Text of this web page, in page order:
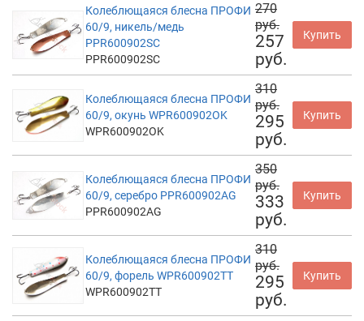
Колеблющаяся блесна ПРОФИ
60/9, никель/медь
PPR600902SC
PPR600902SC
270
руб.
257
руб.
Купить
Колеблющаяся блесна ПРОФИ
60/9, окунь WPR600902OK
WPR600902OK
310
руб.
295
руб.
Купить
Колеблющаяся блесна ПРОФИ
60/9, серебро PPR600902AG
PPR600902AG
350
руб.
333
руб.
Купить
Колеблющаяся блесна ПРОФИ
60/9, форель WPR600902TT
WPR600902TT
310
руб.
295
руб.
Купить